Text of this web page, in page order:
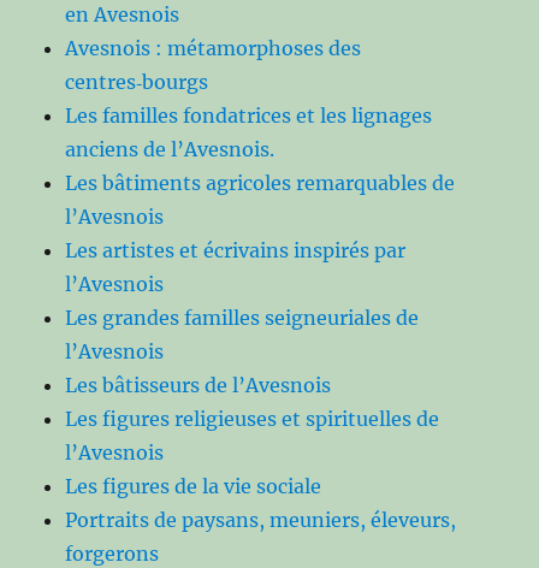
en Avesnois
Avesnois : métamorphoses des
centres‑bourgs
Les familles fondatrices et les lignages
anciens de l’Avesnois.
Les bâtiments agricoles remarquables de
l’Avesnois
Les artistes et écrivains inspirés par
l’Avesnois
Les grandes familles seigneuriales de
l’Avesnois
Les bâtisseurs de l’Avesnois
Les figures religieuses et spirituelles de
l’Avesnois
Les figures de la vie sociale
Portraits de paysans, meuniers, éleveurs,
forgerons